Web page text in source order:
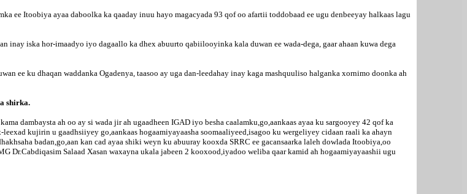
ee Itoobiya ayaa daboolka ka qaaday inuu hayo magacyada 93 qof oo afartii toddobaad ee ugu denbeeyay halkaas lagu
iska hor-imaadyo iyo dagaallo ka dhex abuurto qabiilooyinka kala duwan ee wada-dega, gaar ahaan kuwa dega
ee ku dhaqan waddanka Ogadenya, taasoo ay uga dan-leedahay inay kaga mashquuliso halganka xornimo doonka ah
shirka.
dambaysta ah oo ay si wada jir ah ugaadheen IGAD iyo besha caalamku,go,aankaas ayaa ku sargooyey 42 qof ka
kujirin u gaadhsiiyey go,aankaas hogaamiyayaasha soomaaliyeed,isagoo ku wergeliyey cidaan raali ka ahayn
badan,go,aan kan cad ayaa shiki weyn ku abuuray kooxda SRRC ee gacansaarka laleh dowlada Itoobiya,oo
Salaad Xasan waxayna ukala jabeen 2 kooxood,iyadoo weliba qaar kamid ah hogaamiyayaashii ugu